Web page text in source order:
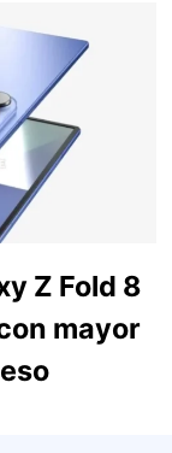
Z Fold 8
mayor